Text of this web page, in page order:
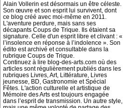
Alain Vollerin est désormais un être céleste.
Son œuvre et son esprit lui survivent, dont
ce blog créé avec moi-même en 2011.
L'aventure perdure, mais sans ses
décapants Coups de Trique. Ils étaient sa
signature. Celle d'un esprit libre et clivant : «
l’insolence en réponse à l’indolence ». Son
édito est archivé et consultable dans la
rubrique Coups de Trique.
Continuez à lire blog-des-arts.com où des
articles sont régulièrement publiés dans les
rubriques Livres, Art, Littérature, Livres
jeunesse, BD, Gastronomie et Spécial
Fêtes. L'action culturelle et artistique de
Mémoire des Arts est toujours engagée
dans l’esprit de transmission. Un autre style,